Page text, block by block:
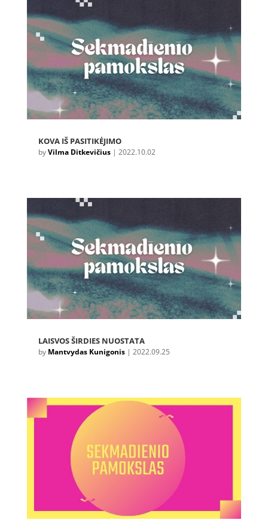
KOVA IŠ PASITIKĖJIMO
byVilma Ditkevičius| 2022.10.02
LAISVOS ŠIRDIES NUOSTATA
by Mantvydas Kunigonis| 2022.09.25